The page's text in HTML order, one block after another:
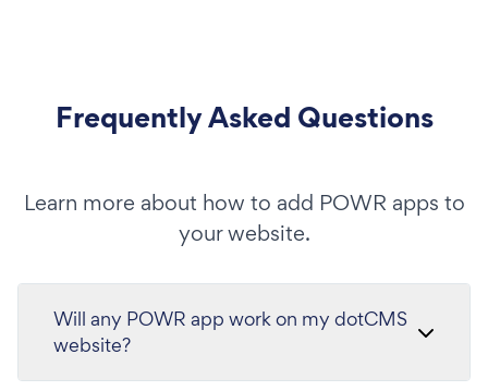
Frequently Asked Questions
Learn more about how to add POWR apps to
your website.
Will any POWR app work on my dotCMS
website?